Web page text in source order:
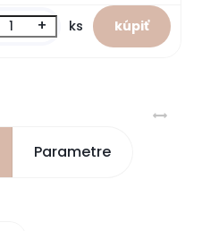
+ ks
Parametre